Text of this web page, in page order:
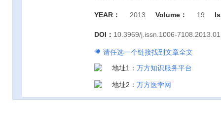
YEAR： 2013 Volume： 19
DOI： 10.3969/j.issn.1006-
请任选一个链接找到文章全文
地址1：万方知识服务平台
地址2：万方医学网